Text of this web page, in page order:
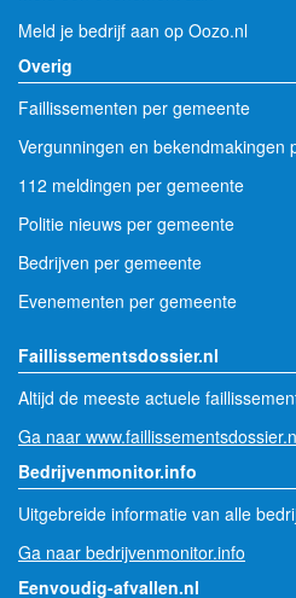
Meld je bedrijf aan op Oozo.nl
Overig
Faillissementen per gemeente
Vergunningen en bekendmakingen
112 meldingen per gemeente
Politie nieuws per gemeente
Bedrijven per gemeente
Evenementen per gemeente
Faillissementsdossier.nl
Altijd de meeste actuele
Ga naar
Bedrijvenmonitor.info
Uitgebreide informatie van alle
Ga naar bedrijvenmonitor.info
Eenvoudig-afvallen.nl